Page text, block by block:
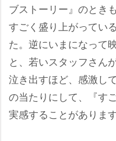
ブストーリー』のとき
すごく盛り上がってい
た。逆にいまになって
と、若いスタッフさん
泣き出すほど、感激し
の当たりにして、『す
実感することがありま